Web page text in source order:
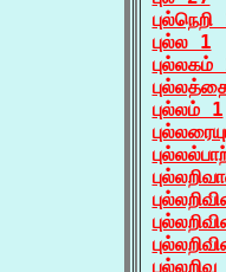
புல்நெறி
புல்ல 1
புல்லகம்
புல்லம் 1